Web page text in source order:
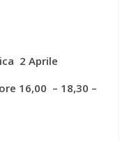
2 Aprile
18,30 –